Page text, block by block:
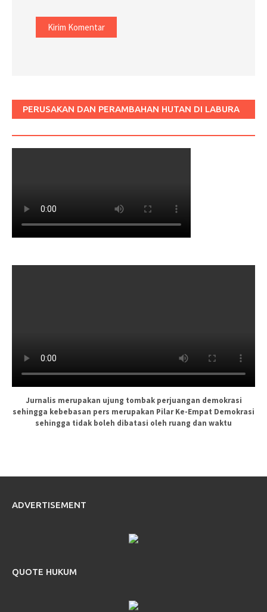
PERUSAKAN DAN PERAMBAHAN HUTAN DI LABURA
Jurnalis merupakan ujung tombak perjuangan demokrasi
sehingga kebebasan pers merupakan Pilar Ke-Empat Demokrasi
sehingga tidak boleh dibatasi oleh ruang dan waktu
ADVERTISEMENT
QUOTE HUKUM